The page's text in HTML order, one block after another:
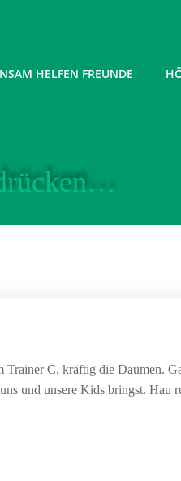
HELFEN FREUNDE
C, kräftig die Daumen.
und unsere Kids bringst. Hau